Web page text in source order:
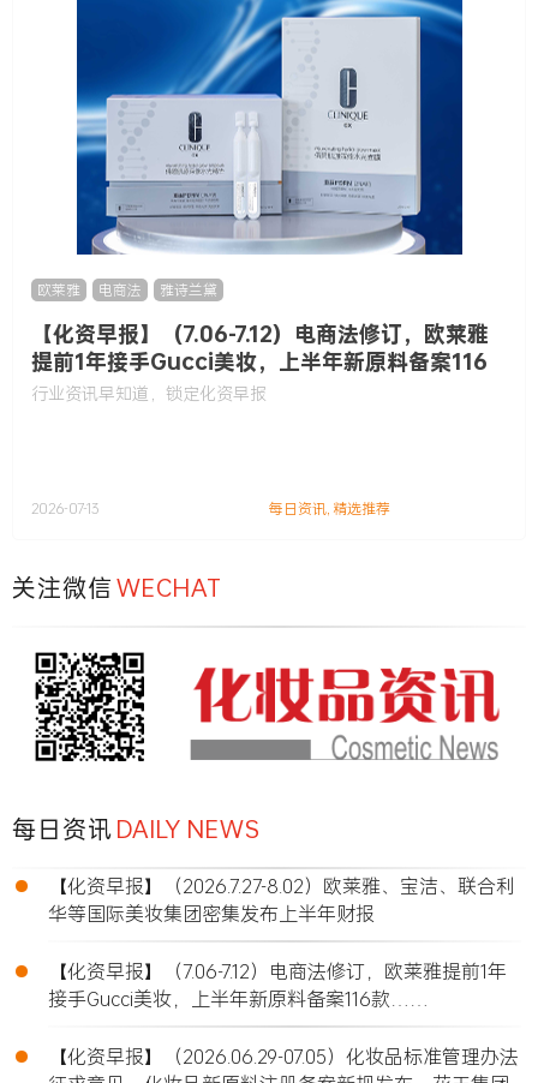
欧莱雅 电商法 雅诗兰黛
【化资早报】（7.06-7.12）电商法修订，欧莱雅
提前1年接手Gucci美妆，上半年新原料备案116
款……
行业资讯早知道，锁定化资早报
2026-07-13 每日资讯,精选推荐
关注微信WECHAT
每日资讯DAILY NEWS
•
【化资早报】（2026.7.27-8.02）欧莱雅、宝洁、联合利
华等国际美妆集团密集发布上半年财报
•
【化资早报】（7.06-7.12）电商法修订，欧莱雅提前1年
接手Gucci美妆，上半年新原料备案116款……
•
【化资早报】（2026.06.29-07.05）化妆品标准管理办法